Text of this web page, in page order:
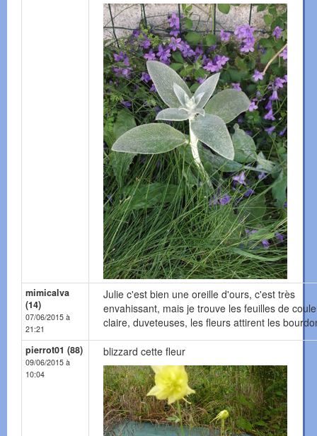
mimicalva
(14)
07/06/2015 à
21:21
Julie c'est bien une oreille d'ours, c'est très
envahissant, mais je trouve les feuilles de
claire, duveteuses, les fleurs attirent les
pierrot01 (88)
09/06/2015 à
10:04
blizzard cette fleur